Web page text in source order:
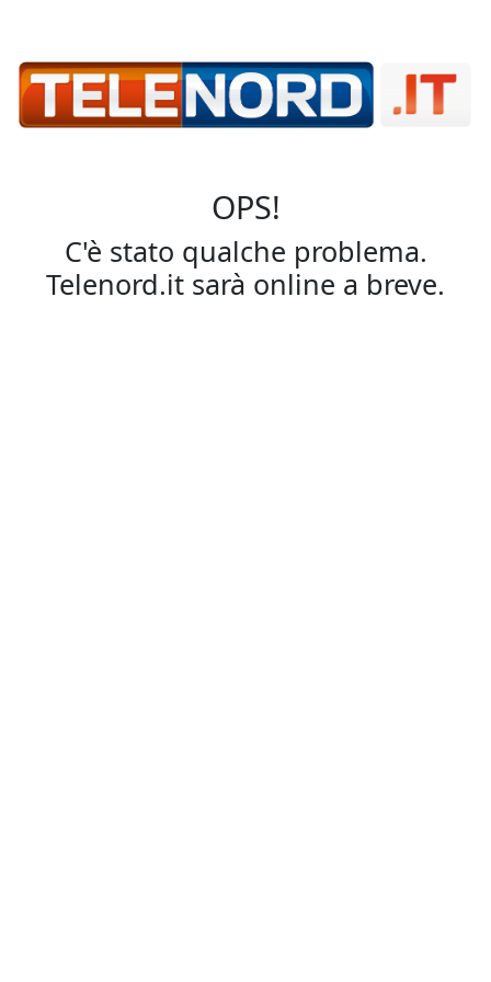
OPS!
C'è stato qualche problema.
Telenord.it sarà online a breve.